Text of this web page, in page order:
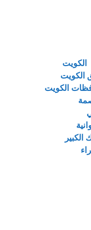
الكويت
الكويت
الكويت